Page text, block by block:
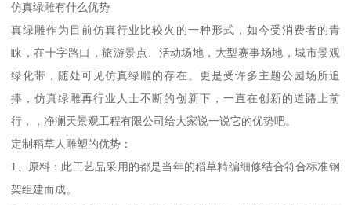
仿真绿雕有什么优势
真绿雕作为目前仿真行业比较火的一种形式，如今受消费者的青
睐，在十字路口，旅游景点、活动场地，大型赛事场地，城市景观
绿化带，随处可见仿真绿雕的存在。更是受许多主题公园场所追
捧，仿真绿雕再行业人士不断的创新下，一直在创新的道路上前
行，，净澜天景观工程有限公司给大家说一说它的优势吧。
定制稻草人雕塑的优势：
1、原料：此工艺品采用的都是当年的稻草精编细修结合符合标准钢
架组建而成。